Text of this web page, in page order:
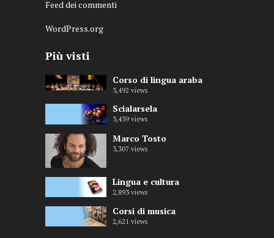
Feed dei commenti
WordPress.org
Più visti
Corso di lingua araba
3,492 views
Scialarsela
3,439 views
Marco Tosto
3,307 views
Lingua e cultura
2,893 views
Corsi di musica
2,621 views